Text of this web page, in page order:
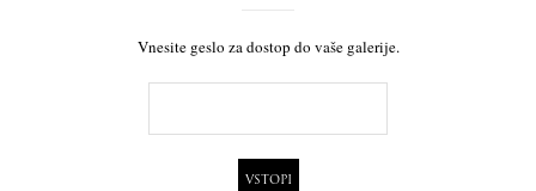
Vnesite geslo za dostop do vaše galerije.